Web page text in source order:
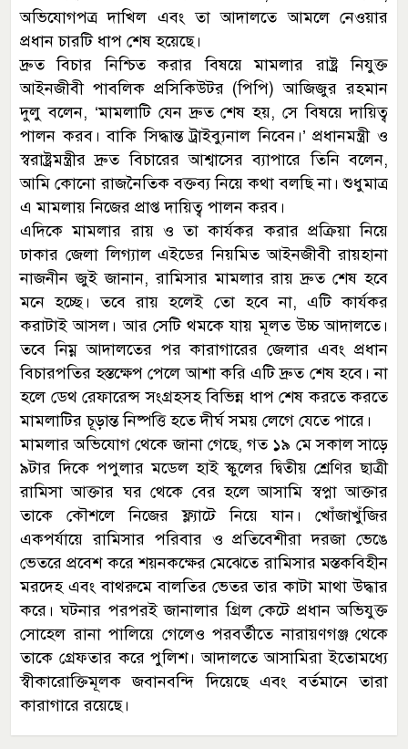
অভিযোগপত্র দাখিল এবং তা আদালতে আমলে নেওয়ার
প্রধান চারটি ধাপ শেষ হয়েছে।
দ্রুত বিচার নিশ্চিত করার বিষয়ে মামলার রাষ্ট্র নিযুক্ত
আইনজীবী পাবলিক প্রসিকিউটর (পিপি) আজিজুর রহমান
দুলু বলেন, ‘মামলাটি যেন দ্রুত শেষ হয়, সে বিষয়ে দায়িত্ব
পালন করব। বাকি সিদ্ধান্ত ট্রাইব্যুনাল নিবেন।’ প্রধানমন্ত্রী ও
স্বরাষ্ট্রমন্ত্রীর দ্রুত বিচারের আশ্বাসের ব্যাপারে তিনি বলেন,
আমি কোনো রাজনৈতিক বক্তব্য নিয়ে কথা বলছি না। শুধুমাত্র
এ মামলায় নিজের প্রাপ্ত দায়িত্ব পালন করব।
এদিকে মামলার রায় ও তা কার্যকর করার প্রক্রিয়া নিয়ে
ঢাকার জেলা লিগ্যাল এইডের নিয়মিত আইনজীবী রায়হানা
নাজনীন জুই জানান, রামিসার মামলার রায় দ্রুত শেষ হবে
মনে হচ্ছে। তবে রায় হলেই তো হবে না, এটি কার্যকর
করাটাই আসল। আর সেটি থমকে যায় মূলত উচ্চ আদালতে।
তবে নিম্ন আদালতের পর কারাগারের জেলার এবং প্রধান
বিচারপতির হস্তক্ষেপ পেলে আশা করি এটি দ্রুত শেষ হবে। না
হলে ডেথ রেফারেন্স সংগ্রহসহ বিভিন্ন ধাপ শেষ করতে করতে
মামলাটির চূড়ান্ত নিষ্পত্তি হতে দীর্ঘ সময় লেগে যেতে পারে।
মামলার অভিযোগ থেকে জানা গেছে, গত ১৯ মে সকাল সাড়ে
৯টার দিকে পপুলার মডেল হাই স্কুলের দ্বিতীয় শ্রেণির ছাত্রী
রামিসা আক্তার ঘর থেকে বের হলে আসামি স্বপ্না আক্তার
তাকে কৌশলে নিজের ফ্ল্যাটে নিয়ে যান। খোঁজাখুঁজির
একপর্যায়ে রামিসার পরিবার ও প্রতিবেশীরা দরজা ভেঙে
ভেতরে প্রবেশ করে শয়নকক্ষের মেঝেতে রামিসার মস্তকবিহীন
মরদেহ এবং বাথরুমে বালতির ভেতর তার কাটা মাথা উদ্ধার
করে। ঘটনার পরপরই জানালার গ্রিল কেটে প্রধান অভিযুক্ত
সোহেল রানা পালিয়ে গেলেও পরবর্তীতে নারায়ণগঞ্জ থেকে
তাকে গ্রেফতার করে পুলিশ। আদালতে আসামিরা ইতোমধ্যে
স্বীকারোক্তিমূলক জবানবন্দি দিয়েছে এবং বর্তমানে তারা
কারাগারে রয়েছে।